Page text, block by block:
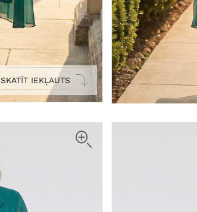
SKATĪT IEKĻAUTS